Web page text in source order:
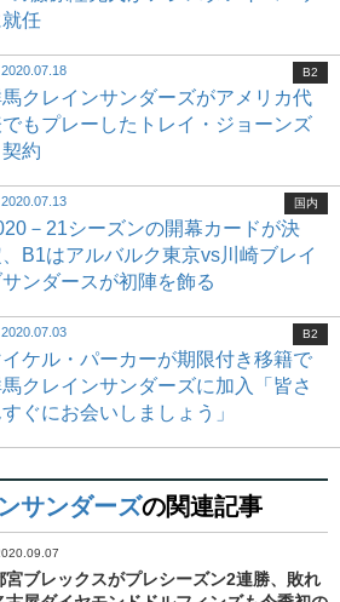
任
2020.07.18
クレインサンダーズがアメリカ代
もプレーしたトレイ・ジョーンズ
契約
B2
2020.07.13
－21シーズンの開幕カードが決
B1はアルバルク東京vs川崎ブレイ
ンダースが初陣を飾る
国内
2020.07.03
イケル・パーカーが期限付き移籍で
クレインサンダーズに加入「皆さ
すぐにお会いしましょう」
B2
サンダーズの関連記事
宮ブレックスがプレシーズン2連勝、敗れ